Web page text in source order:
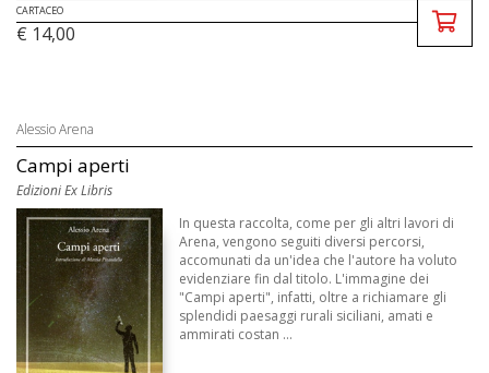
CARTACEO
€ 14,00
Alessio Arena
Campi aperti
Edizioni Ex Libris
In questa raccolta, come per gli altri lavori di
Arena, vengono seguiti diversi percorsi,
accomunati da un'idea che l'autore ha voluto
evidenziare fin dal titolo. L'immagine dei
"Campi aperti", infatti, oltre a richiamare gli
splendidi paesaggi rurali siciliani, amati e
ammirati costan ...